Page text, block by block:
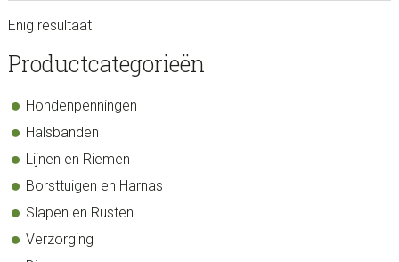
Enig resultaat
sidebar
Store
Productcategorieën
Hondenpenningen
Halsbanden
Lijnen en Riemen
Borsttuigen en Harnas
Slapen en Rusten
Verzorging